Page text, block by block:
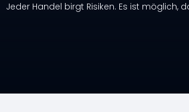
Jeder Handel birgt Risiken. Es ist möglich,